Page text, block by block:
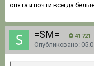
опята и почти всегда
=SM= 41 721
Опубликовано: